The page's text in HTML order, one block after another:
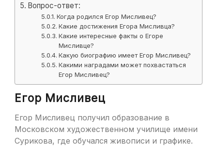
Вопрос-ответ:
Когда родился Егор Мисливец?
Какие достижения Егора Мисливца?
Какие интересные факты о Егоре
Мисливце?
Какую биографию имеет Егор Мисливец?
Какими наградами может похвастаться
Егор Мисливец?
Егор Мисливец
Егор Мисливец получил образование в
Московском художественном училище имени
Сурикова, где обучался живописи и графике.